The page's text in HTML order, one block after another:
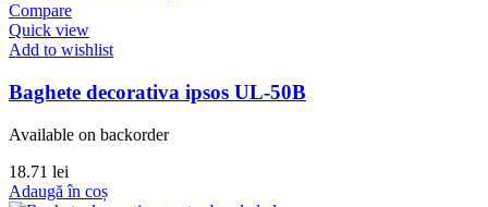
Compare
Quick view
Add to wishlist
Baghete decorativa ipsos UL-50B
Available on backorder
18.71 lei
Adaugă în coș